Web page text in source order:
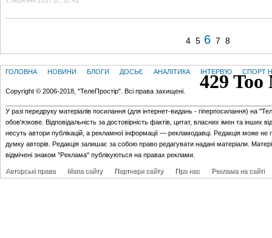
4 5 6 7 8
ГОЛОВНА НОВИНИ БЛОГИ ДОСЬЄ АНАЛІТИКА ІНТЕРВ'Ю СПОРТ
Copyright © 2006-2018, "ТелеПростір". Всі права захищені.
У разі передруку матеріалів посилання (для iнтернет-видань - гiперпосилання) на
обов'язкове. Відповідальність за достовірність фактів, цитат, власних імен та інших
несуть автори публікацій, а рекламної інформації — рекламодавці. Редакція може не
думку авторів. Редакція залишає за собою право редагувати надані матеріали.
відмічені знаком "Реклама" публікуються на правах реклами.
Авторські права Мапа сайту Партнери сайту Про нас Реклама на сайті